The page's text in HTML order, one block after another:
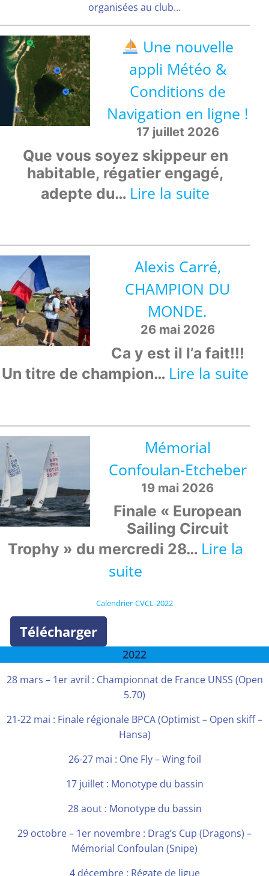
organisées au club…
Une nouvelle
appli Météo &
Conditions de
Navigation en ligne !
17 juillet 2026
Que vous soyez skippeur en
habitable, régatier engagé,
adepte du… Lire la suite
nouvelle
appli
&
de
ligne
!
Alexis Carré,
CHAMPION DU
MONDE.
26 mai 2026
Ca y est il l’a fait!!!
Un titre de champion… Lire la suite
Mémorial
Confoulan-Etcheber
19 mai 2026
Finale « European
Sailing Circuit
Trophy » du mercredi 28… Lire la
suite:
Calendrier-CVCL-2022
Télécharger
2022
28 mars – 1er avril : Championnat de France UNSS (Open
5.70)
21-22 mai : Finale régionale BPCA (Optimist – Open skiff –
Hansa)
26-27 mai : One Fly – Wing foil
17 juillet : Monotype du bassin
28 aout : Monotype du bassin
29 octobre – 1er novembre : Drag’s Cup (Dragons) –
Mémorial Confoulan (Snipe)
4 décembre : Régate de ligue